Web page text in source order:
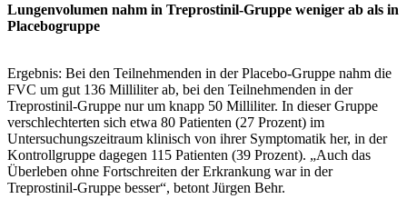
Lungenvolumen nahm in Treprostinil-Gruppe weniger ab als in
Placebogruppe
Ergebnis: Bei den Teilnehmenden in der Placebo-Gruppe nahm die
FVC um gut 136 Milliliter ab, bei den Teilnehmenden in der
Treprostinil-Gruppe nur um knapp 50 Milliliter. In dieser Gruppe
verschlechterten sich etwa 80 Patienten (27 Prozent) im
Untersuchungszeitraum klinisch von ihrer Symptomatik her, in der
Kontrollgruppe dagegen 115 Patienten (39 Prozent). „Auch das
Überleben ohne Fortschreiten der Erkrankung war in der
Treprostinil-Gruppe besser“, betont Jürgen Behr.